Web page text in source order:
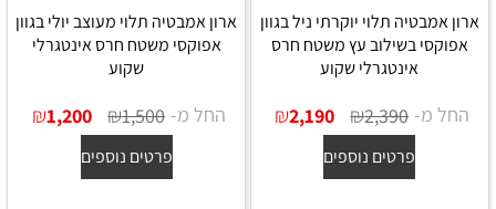
ארון אמבטיה תלוי יוקרתי ניל בגוון
אפוקסי בשילוב עץ משטח חרס
אינטגרלי שקוע
החל מ- ₪2,390
₪2,190
פרטים נוספים
ארון אמבטיה תלוי מעוצב יולי בגוון
אפוקסי משטח חרס אינטגרלי
שקוע
החל מ- ₪1,500
₪1,200
פרטים נוספים